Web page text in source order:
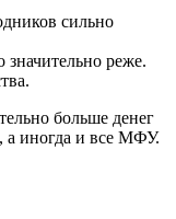
сильно
реже.
больше денег
а иногда и все МФУ.